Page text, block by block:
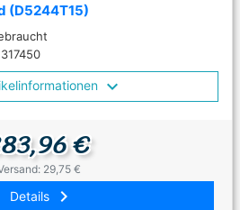
(D5244T15)
€
29,75 €
Details keyboard_arrow_right